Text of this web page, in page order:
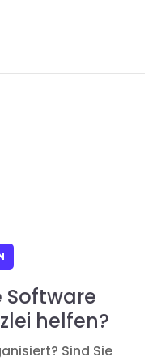
Software
helfen?
Sind Sie